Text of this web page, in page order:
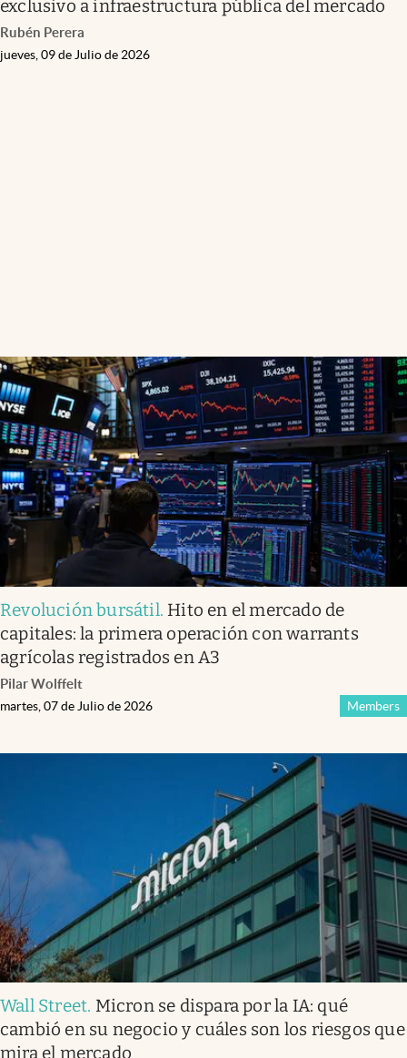
exclusivo a infraestructura pública del mercado
Rubén Perera
jueves, 09 de Julio de 2026
Revolución bursátil. Hito en el mercado de
capitales: la primera operación con warrants
agrícolas registrados en A3
Pilar Wolffelt
Members
martes, 07 de Julio de 2026
Wall Street. Micron se dispara por la IA: qué
cambió en su negocio y cuáles son los riesgos que
mira el mercado